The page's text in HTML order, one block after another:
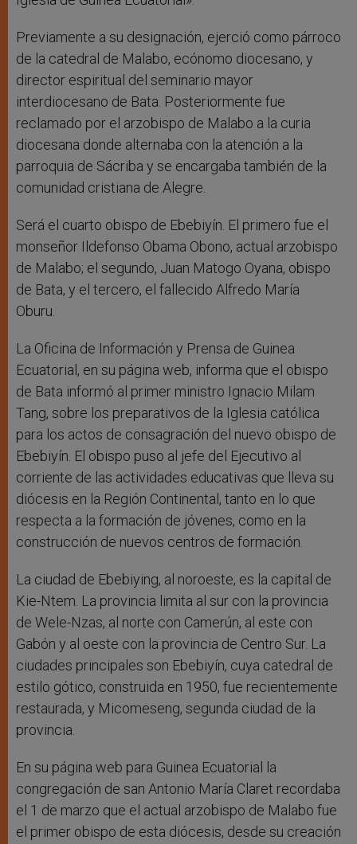
Previamente a su designación, ejerció como párroco
de la catedral de Malabo, ecónomo diocesano, y
director espiritual del seminario mayor
interdiocesano de Bata. Posteriormente fue
reclamado por el arzobispo de Malabo a la curia
diocesana donde alternaba con la atención a la
parroquia de Sácriba y se encargaba también de la
comunidad cristiana de Alegre.
Será el cuarto obispo de Ebebiyín. El primero fue el
monseñor Ildefonso Obama Obono, actual arzobispo
de Malabo; el segundo, Juan Matogo Oyana, obispo
de Bata, y el tercero, el fallecido Alfredo María
Oburu.
La Oficina de Información y Prensa de Guinea
Ecuatorial, en su página web, informa que el obispo
de Bata informó al primer ministro Ignacio Milam
Tang, sobre los preparativos de la Iglesia católica
para los actos de consagración del nuevo obispo de
Ebebiyín. El obispo puso al jefe del Ejecutivo al
corriente de las actividades educativas que lleva su
diócesis en la Región Continental, tanto en lo que
respecta a la formación de jóvenes, como en la
construcción de nuevos centros de formación.
La ciudad de Ebebiying, al noroeste, es la capital de
Kie-Ntem. La provincia limita al sur con la provincia
de Wele-Nzas, al norte con Camerún, al este con
Gabón y al oeste con la provincia de Centro Sur. La
ciudades principales son Ebebiyín, cuya catedral de
estilo gótico, construida en 1950, fue recientemente
restaurada, y Micomeseng, segunda ciudad de la
provincia.
En su página web para Guinea Ecuatorial la
congregación de san Antonio María Claret recordaba
el 1 de marzo que el actual arzobispo de Malabo fue
el primer obispo de esta diócesis, desde su creación